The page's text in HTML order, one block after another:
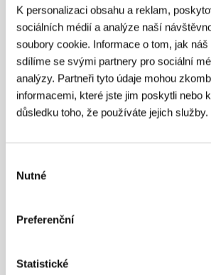
K personalizaci obsahu a reklam,
sociálních médií a analýze naší
soubory cookie. Informace o tom, jak
sdílíme se svými partnery pro sociální
analýzy. Partneři tyto údaje mohou
informacemi, které jste jim poskytli nebo
důsledku toho, že používáte jejich služby.
souhlasu
Nutné
Preferenční
Statistické
Presleyho. Abhay Deol je dobře
role Deva, který propadne
se proti pomluvě neuměl zastat
vedlejší roli zazáří herečka
Režie
Amit Trivedi
Screwvala